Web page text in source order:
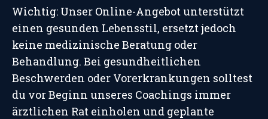
Wichtig: Unser Online-Angebot unterstützt
einen gesunden Lebensstil, ersetzt jedoch
keine medizinische Beratung oder
Behandlung. Bei gesundheitlichen
Beschwerden oder Vorerkrankungen solltest
du vor Beginn unseres Coachings immer
ärztlichen Rat einholen und geplante